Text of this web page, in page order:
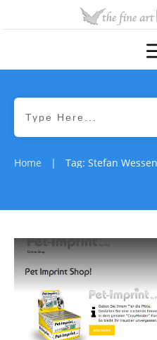
Home | Tag: Stefan